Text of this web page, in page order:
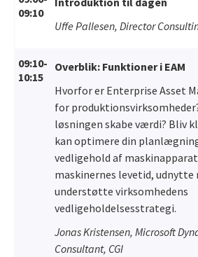
09:10
Uffe Pallesen, Director
09:10-
10:15
Overblik: Funktioner i EAM
Hvorfor er Enterprise Asset
for
løsningen skabe værdi? Bliv
kan optimere din
vedligehold af
maskinernes levetid, udnytte
understøtte virksomhedens
vedligeholdelsesstrategi.
Jonas Kristensen, Microsoft
Consultant, CGI